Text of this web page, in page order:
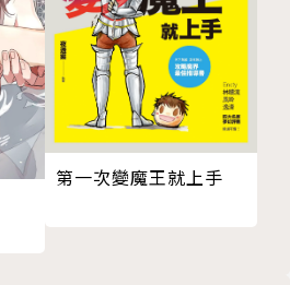
第一次變魔王就上手